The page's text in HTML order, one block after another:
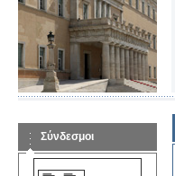
Σύνδεσμοι